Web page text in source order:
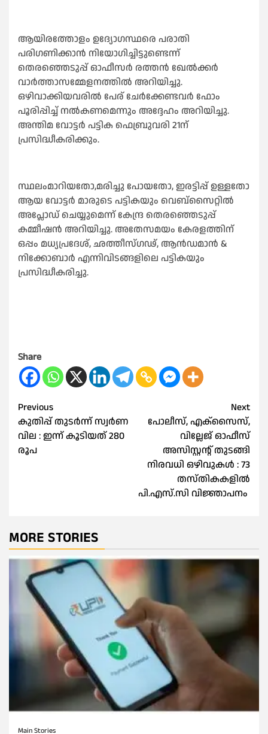
ആയിരത്തോളം ഉദ്യോഗസ്ഥരെ പരാതി
പരിഗണിക്കാൻ നിയോഗിച്ചിട്ടുണ്ടെന്ന്
തെരഞ്ഞെടുപ്പ് ഓഫീസർ രത്തൻ ഖേല്‍ക്കർ
വാര്‍ത്താസമ്മേളനത്തില്‍ അറിയിച്ചു.
ഒഴിവാക്കിയവരില്‍ പേര് ചേർക്കേണ്ടവർ ഫോം
പൂരിപ്പിച്ച്‌ നല്‍കണമെന്നും അദ്ദേഹം അറിയിച്ചു.
അന്തിമ വോട്ടർ പട്ടിക ഫെബ്രുവരി 21ന്
പ്രസിദ്ധീകരിക്കും.
സ്ഥലംമാറിയതോ,മരിച്ചു പോയതോ, ഇരട്ടിപ്പ് ഉള്ളതോ
ആയ വോട്ടര്‍ മാരുടെ പട്ടികയും വെബ്‌സൈറ്റില്‍
അപ്ലോഡ് ചെയ്യുമെന്ന് കേന്ദ്ര തെരഞ്ഞെടുപ്പ്
കമ്മീഷന്‍ അറിയിച്ചു. അതേസമയം കേരളത്തിന്
ഒപ്പം മധ്യപ്രദേശ്, ഛത്തീസ്ഗഢ്, ആന്‍ഡമാന്‍ &
നിക്കോബാര്‍ എന്നിവിടങ്ങളിലെ പട്ടികയും
പ്രസിദ്ധീകരിച്ചു.
Share
Post
navigation
Previous
കുതിപ്പ് തുടർന്ന് സ്വർണ
വില : ഇന്ന് കൂടിയത് 280
രൂപ
Next
പോലീസ്, എക്‌സൈസ്,
വില്ലേജ് ഓഫീസ്
അസിസ്റ്റന്റ് തുടങ്ങി
നിരവധി ഒഴിവുകള്‍ : 73
തസ്തികകളില്‍
പി.എസ്.സി വിജ്ഞാപനം
MORE STORIES
Main Stories